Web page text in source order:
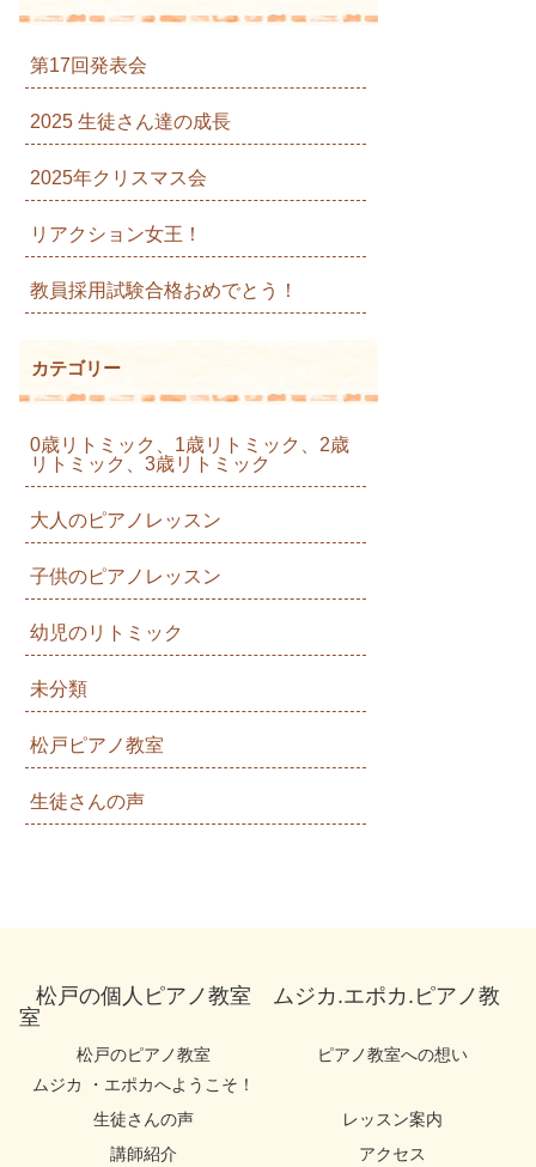
第17回発表会
2025 生徒さん達の成長
2025年クリスマス会
リアクション女王！
教員採用試験合格おめでとう！
カテゴリー
0歳リトミック、1歳リトミック、2歳
リトミック、3歳リトミック
大人のピアノレッスン
子供のピアノレッスン
幼児のリトミック
未分類
松戸ピアノ教室
生徒さんの声
松戸の個人ピアノ教室 ムジカ.エポカ.ピアノ教
室
松戸のピアノ教室
ムジカ ・エポカへようこそ！
ピアノ教室への想い
生徒さんの声
レッスン案内
講師紹介
アクセス